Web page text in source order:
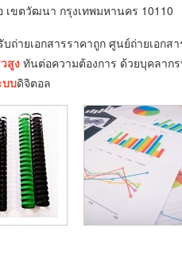
เขตวัฒนา กรุงเทพมหานคร 10110
ถ่ายเอกสารราคาถูก ศูนย์ถ่ายเอก
สูง ทันต่อความต้องการ ด้วยบุคลาก
บบดิจิตอล